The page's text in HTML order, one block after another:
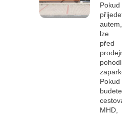
Pokud
autem,
lze
před
Pokud
budete
MHD,